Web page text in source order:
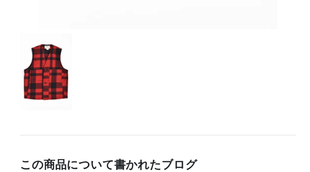
この商品について書かれたブログ